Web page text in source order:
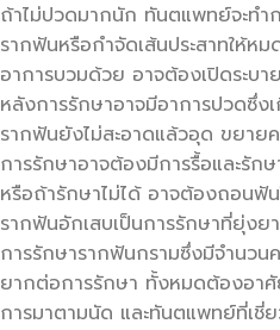
ถ้าไม่ปวดมากนัก ทันตแพทย์จะทำ
รากฟันหรือกำจัดเส้นประสาทให้ห
อาการบวมด้วย อาจต้องเปิดระบา
หลังการรักษาอาจมีอาการปวดซึ่ง
รากฟันยังไม่สะอาดแล้วอุด ขยา
การรักษาอาจต้องมีการรื้อและรัก
หรือถ้ารักษาไม่ได้ อาจต้องถอนฟั
รากฟันอักเสบเป็นการรักษาที่ยุ่งย
การรักษารากฟันกรามซึ่งมีจำนว
ยากต่อการรักษา ทั้งหมดต้องอา
การมาตามนัด และทันตแพทย์ที่เชี่